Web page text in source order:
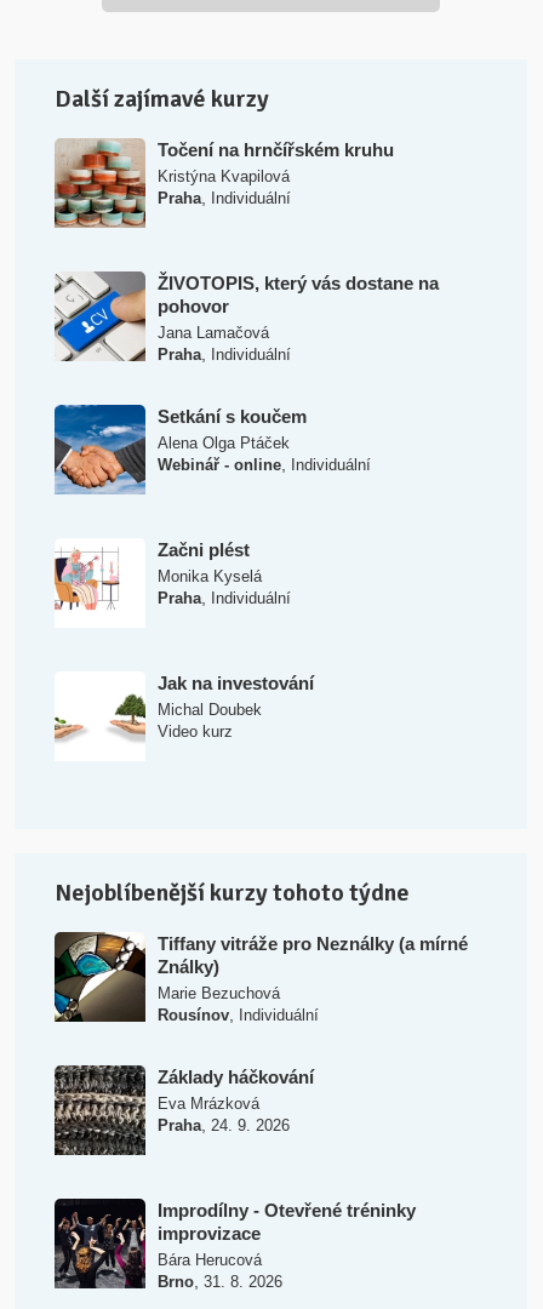
Další zajímavé kurzy
Točení na hrnčířském kruhu
Kristýna Kvapilová
Praha, Individuální
ŽIVOTOPIS, který vás dostane na
pohovor
Jana Lamačová
Praha, Individuální
Setkání s koučem
Alena Olga Ptáček
Webinář - online, Individuální
Začni plést
Monika Kyselá
Praha, Individuální
Jak na investování
Michal Doubek
Video kurz
Nejoblíbenější kurzy tohoto týdne
Tiffany vitráže pro Neználky (a mírné
Ználky)
Marie Bezuchová
Rousínov, Individuální
Základy háčkování
Eva Mrázková
Praha, 24. 9. 2026
Improdílny - Otevřené tréninky
improvizace
Bára Herucová
Brno, 31. 8. 2026